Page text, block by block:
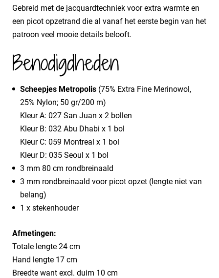
Gebreid met de jacquardtechniek voor extra warmte en
een picot opzetrand die al vanaf het eerste begin van het
patroon veel mooie details belooft.
Benodigdheden
Scheepjes Metropolis (75% Extra Fine Merinowol,
25% Nylon; 50 gr/200 m)
Kleur A: 027 San Juan x 2 bollen
Kleur B: 032 Abu Dhabi x 1 bol
Kleur C: 059 Montreal x 1 bol
Kleur D: 035 Seoul x 1 bol
3 mm 80 cm rondbreinaald
3 mm rondbreinaald voor picot opzet (lengte niet van
belang)
1 x stekenhouder
Afmetingen:
Totale lengte 24 cm
Hand lengte 17 cm
Breedte want excl. duim 10 cm